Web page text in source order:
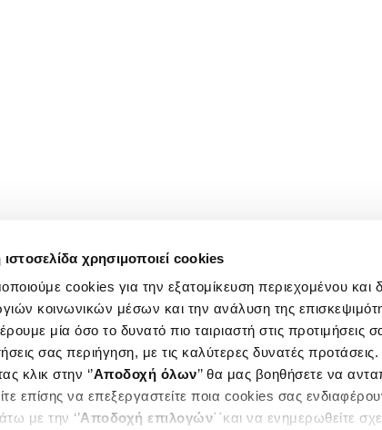
χρησιμοποιεί cookies
cookies για την εξατομίκευση περιεχομένου
κοινωνικών μέσων και την ανάλυση της
μία όσο το δυνατό πιο ταιριαστή στις προτιμήσεις
σας περιήγηση, με τις καλύτερες δυνατές προτάσεις.
κλικ στην ‘’Αποδοχή όλων’’ θα μας βοηθήσετε να
επίσης να επεξεργαστείτε ποια cookies σας
με την ‘’Αποδοχή επιλογών΄΄και να ενημερωθείτε